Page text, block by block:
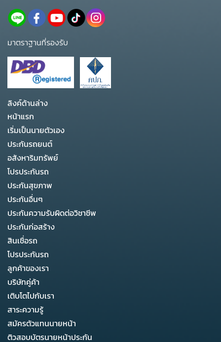
มาตราฐานที่รองรับ
ลิงค์ด้านล่าง
หน้าแรก
เริ่มเป็นนายตัวเอง
ประกันรถยนต์
อสังหาริมทรัพย์
โปรประกันรถ
ประกันสุขภาพ
ประกันอื่นๆ
ประกันความรับผิดต่อวิชาชีพ
ประกันก่อสร้าง
สินเชื่อรถ
โปรประกันรถ
ลูกค้าของเรา
บริษัทคู่ค้า
เติบโตไปกับเรา
สาระความรู้
สมัครตัวแทนนายหน้า
ติวสอบบัตรนายหน้าประกัน